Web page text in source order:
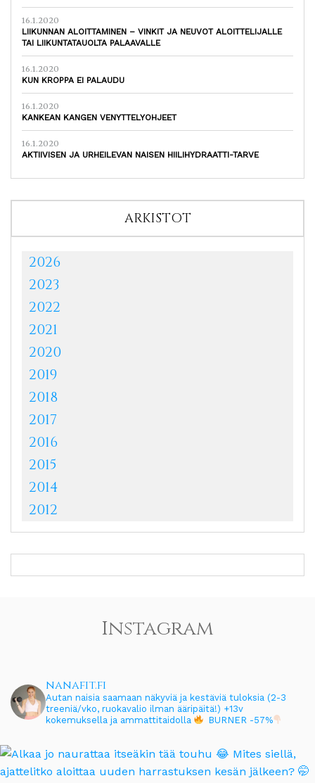
16.1.2020
LIIKUNNAN ALOITTAMINEN – VINKIT JA NEUVOT ALOITTELIJALLE
TAI LIIKUNTATAUOLTA PALAAVALLE
16.1.2020
KUN KROPPA EI PALAUDU
16.1.2020
KANKEAN KANGEN VENYTTELYOHJEET
16.1.2020
AKTIIVISEN JA URHEILEVAN NAISEN HIILIHYDRAATTI-TARVE
ARKISTOT
2026
2023
2022
2021
2020
2019
2018
2017
2016
2015
2014
2012
Instagram
nanafit.fi
Autan naisia saamaan näkyviä ja kestäviä tuloksia (2-3
treeniä/vko, ruokavalio ilman ääripäitä!) +13v
kokemuksella ja ammattitaidolla
BURNER -57%